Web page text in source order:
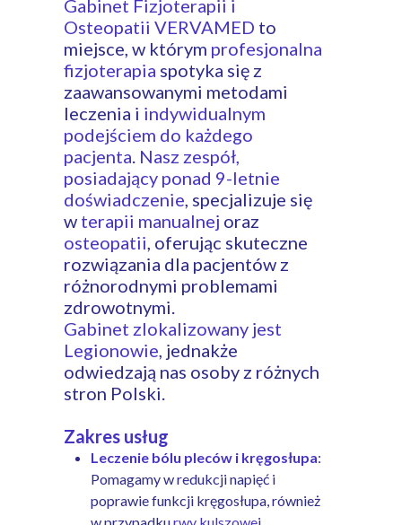
Gabinet Fizjoterapii i
Osteopatii VERVAMED to
miejsce, w którym profesjonalna
fizjoterapia spotyka się z
zaawansowanymi metodami
leczenia i indywidualnym
podejściem do każdego
pacjenta. Nasz zespół,
posiadający ponad 9-letnie
doświadczenie, specjalizuje się
w terapii manualnej oraz
osteopatii, oferując skuteczne
rozwiązania dla pacjentów z
różnorodnymi problemami
zdrowotnymi.
Gabinet zlokalizowany jest
Legionowie, jednakże
odwiedzają nas osoby z różnych
stron Polski.
Zakres usług
Leczenie bólu pleców i kręgosłupa:
Pomagamy w redukcji napięć i
poprawie funkcji kręgosłupa, również